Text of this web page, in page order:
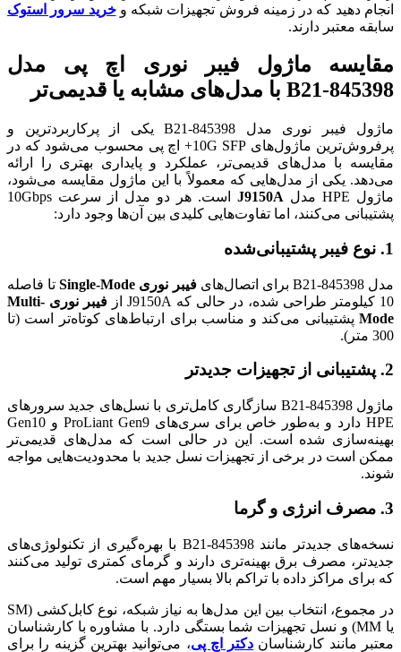
انجام دهید که در زمینه فروش تجهیزات شبکه وخرید سرور استوک
سابقه معتبر دارند.
مقایسه ماژول فیبر نوری اچ پی مدل
845398-B21 با مدل‌های مشابه یا قدیمی‌تر
ماژول فیبر نوری مدل 845398-B21 یکی از پرکاربردترین و
پرفروش‌ترین ماژول‌های 10G SFP+ اچ پی محسوب می‌شود که در
مقایسه با مدل‌های قدیمی‌تر، عملکرد و پایداری بهتری را ارائه
می‌دهد. یکی از مدل‌هایی که معمولاً با این ماژول مقایسه می‌شود،
ماژول HPE مدل
J9150A
است. هر دو مدل از سرعت 10Gbps
پشتیبانی می‌کنند، اما تفاوت‌هایی کلیدی بین آن‌ها وجود دارد:
1. نوع فیبر پشتیبانی‌شده
مدل 845398-B21 برای اتصال‌های فیبر نوری Single-Mode
تا فاصله
10 کیلومتر طراحی شده، در حالی که J9150A از
فیبر نوری Multi-
Mode پشتیبانی می‌کند و مناسب برای ارتباط‌های کوتاه‌تر است (تا
300 متر).
2. پشتیبانی از تجهیزات جدیدتر
ماژول 845398-B21 سازگاری کامل‌تری با نسل‌های جدید سرورهای
HPE دارد و به‌طور خاص برای سری‌های ProLiant Gen9 و Gen10
بهینه‌سازی شده است. این در حالی است که مدل‌های قدیمی‌تر
ممکن است در برخی از تجهیزات نسل جدید با محدودیت‌هایی مواجه
شوند.
3. مصرف انرژی و گرما
نسخه‌های جدیدتر مانند 845398-B21 با بهره‌گیری از تکنولوژی‌های
جدیدتر، مصرف برق بهینه‌تری دارند و گرمای کمتری تولید می‌کنند
که برای مراکز داده با تراکم بالا بسیار مهم است.
در مجموع، انتخاب بین این مدل‌ها به نیاز شبکه، نوع کابل‌کشی (SM
یا MM) و نسل تجهیزات شما بستگی دارد. با مشاوره با کارشناسان
معتبر مانند کارشناسان دکتر اچ پی، می‌توانید بهترین گزینه را برای